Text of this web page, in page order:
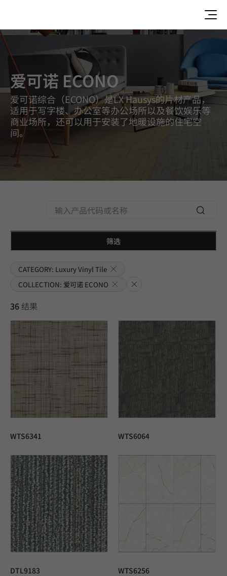
Econo, Luxury Vinyl Tile, HFLOR Colors
爱可诺 ECONO
爱可诺综合（ECONO）是LX Hausys的片材产品，
适用于写字楼、办公室等办公场所以及餐饮娱乐等
商业场所，还可以用于安装了地暖设施的住宅空
间。
Searc
h
筛选
CATEGORY: Luxury Vinyl Tile
COLLECTION: 爱可诺 ECONO
清除
36结果
WTS6341 WTS6064
DTL9183 WTS6256